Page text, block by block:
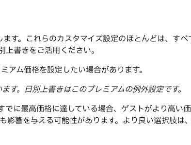
す。これらのカスタマイズ設定のほとんどは、す
書きをご活用ください。
ム価格を設定したい場合があります。
。日別上書きはこのプレミアムの例外設定です。
に最高価格に達している場合、ゲストがより高い
響を与える可能性があります。より良い選択肢は